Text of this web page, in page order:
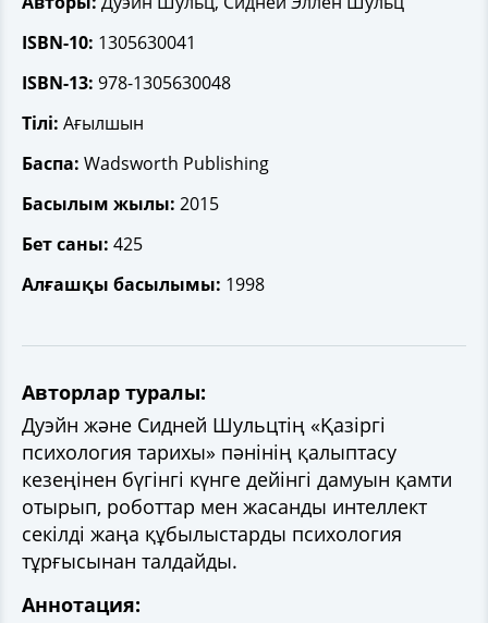
ISBN-10: 1305630041
ISBN-13: 978-1305630048
Тілі: Ағылшын
Баспа: Wadsworth Publishing
Басылым жылы: 2015
Бет саны: 425
Алғашқы басылымы: 1998
Авторлар туралы:
Дуэйн және Сидней Шульцтің «Қазіргі
психология тарихы» пәнінің қалыптасу
кезеңінен бүгінгі күнге дейінгі дамуын қамти
отырып, роботтар мен жасанды интеллект
секілді жаңа құбылыстарды психология
тұрғысынан талдайды.
Аннотация: